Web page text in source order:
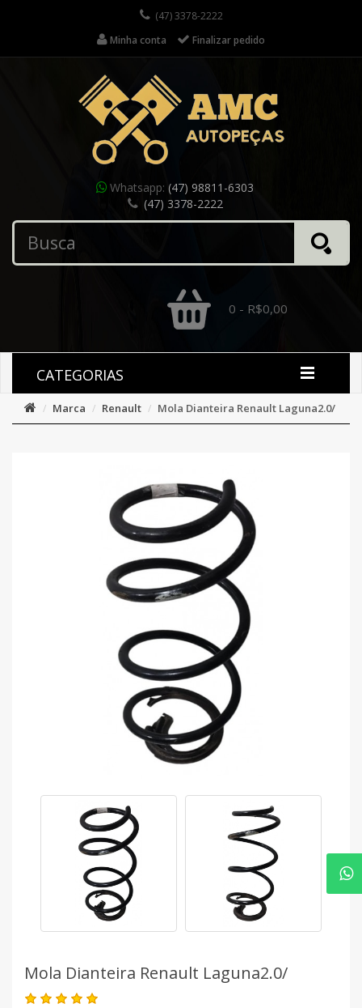
(47) 3378-2222
Minha conta
Finalizar pedido
Whatsapp: (47) 98811-6303
(47) 3378-2222
0 - R$0,00
CATEGORIAS
Marca Renault Mola Dianteira Renault Laguna2.0/
Mola Dianteira Renault Laguna2.0/